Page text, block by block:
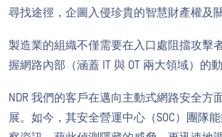
尋找途徑，企圖入侵珍貴的智慧財產權及
製造業的組織不僅需要在入口處阻擋攻擊
握網路內部（涵蓋 IT 與 OT 兩大領域）的動
NDR 我們的客戶在邁向主動式網路安全方
展。如今，其安全營運中心（SOC）團隊